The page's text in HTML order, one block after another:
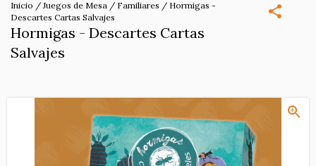
Inicio / Juegos de Mesa / Familiares / Hormigas -
Descartes Cartas Salvajes
Hormigas - Descartes Cartas
Salvajes